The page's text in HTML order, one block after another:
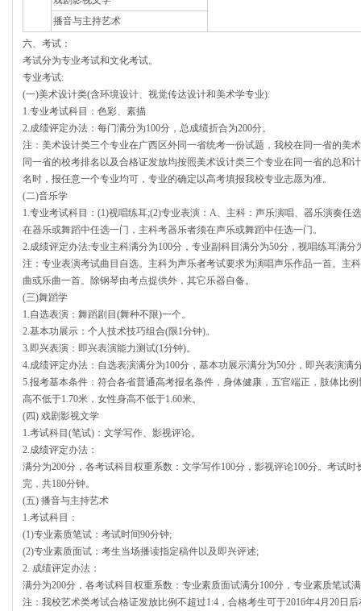
播音与主持艺术
六、考试：
考试分为专业考试和文化考试。
专业考试:
(一)美术设计类(含环境设计、视觉传达设计和美术学专业):
1.专业考试科目：色彩、素描
2.成绩评定办法：每门满分为100分，总成绩折合为200分。
注：美术设计类三个专业在广西区外同一省统考一份试题，我校在同一省的美
同一省的校考排名以及合格证发放均按照美术设计类三个专业在同一省的总和
名时，报任意一个专业均可，专业的确定以高考填报我校专业志愿为准。
(二)音乐学
1.专业考试科目：(1)视唱练耳;(2)专业表演：A、主科：声乐演唱、器乐演奏任
在器乐或舞蹈中任选一门，主科考器乐者须在声乐或舞蹈中任选一门。
2.成绩评定办法:专业主科满分为100分，专业副科目满分为50分，视唱练耳满分
注：专业表演考试曲目自选。主科为声乐者考试要求为演唱声乐作品一首。主
曲或乐曲一首。除钢琴由考点提供外，其它乐器自备。
(三)舞蹈学
1.自选表演：舞蹈剧目(舞种不限)一个。
2.基本功展示：个人技术技巧组合(限1分钟)。
3.即兴表演：即兴表演能力测试(1分钟)。
4.成绩评定办法：自选表演满分为100分，基本功展示满分为50分，即兴表演满
5.报考基本条件：符合各省普通高考报名条件，身体健康，五官端正，肢体比
高不低于1.70米，女性身高不低于1.60米。
(四) 戏剧影视文学
1.考试科目(笔试)：文学写作、影视评论。
2.成绩评定办法：
满分为200分，各考试科目权重系数：文学写作100分，影视评论100分。考试
完，共180分钟。
(五) 播音与主持艺术
1.考试科目：
(1)专业素质笔试：考试时间90分钟;
(2)专业素质面试：考生当场播读指定稿件以及即兴评述;
2. 成绩评定办法：
满分为200分，各考试科目权重系数：专业素质面试满分100分，专业素质笔试
注：我校艺术类考试合格证发放比例不超过1:4，合格考生可于2016年4月20日